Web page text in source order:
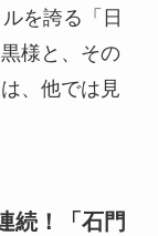
を誇る「日
様と、その
、他では見
続！「石門